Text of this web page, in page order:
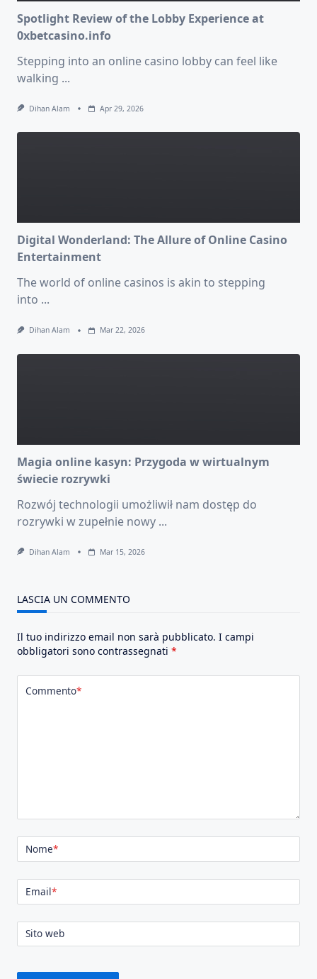
Spotlight Review of the Lobby Experience at
0xbetcasino.info
Stepping into an online casino lobby can feel like
walking ...
Dihan Alam Apr 29, 2026
Digital Wonderland: The Allure of Online Casino
Entertainment
The world of online casinos is akin to stepping
into ...
Dihan Alam Mar 22, 2026
Magia online kasyn: Przygoda w wirtualnym
świecie rozrywki
Rozwój technologii umożliwił nam dostęp do
rozrywki w zupełnie nowy ...
Dihan Alam Mar 15, 2026
LASCIA UN COMMENTO
Il tuo indirizzo email non sarà pubblicato. I campi
obbligatori sono contrassegnati *
Commento*
Nome*
Email*
Sito web